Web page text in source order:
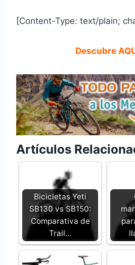
[Content-Type: text/plain;
Descubre
Artículos
Bicicletas Yeti
SB130 vs SB150:
Comparativa de
Trail…